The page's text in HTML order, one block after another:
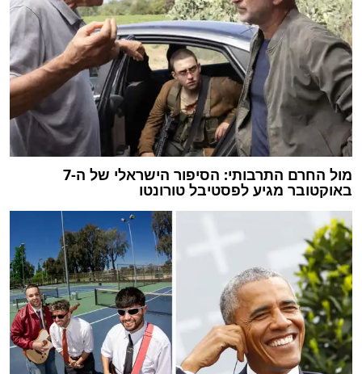
מול החרם התרבותי: הסיפור הישראלי של ה-7
באוקטובר מגיע לפסטיבל טורונטו